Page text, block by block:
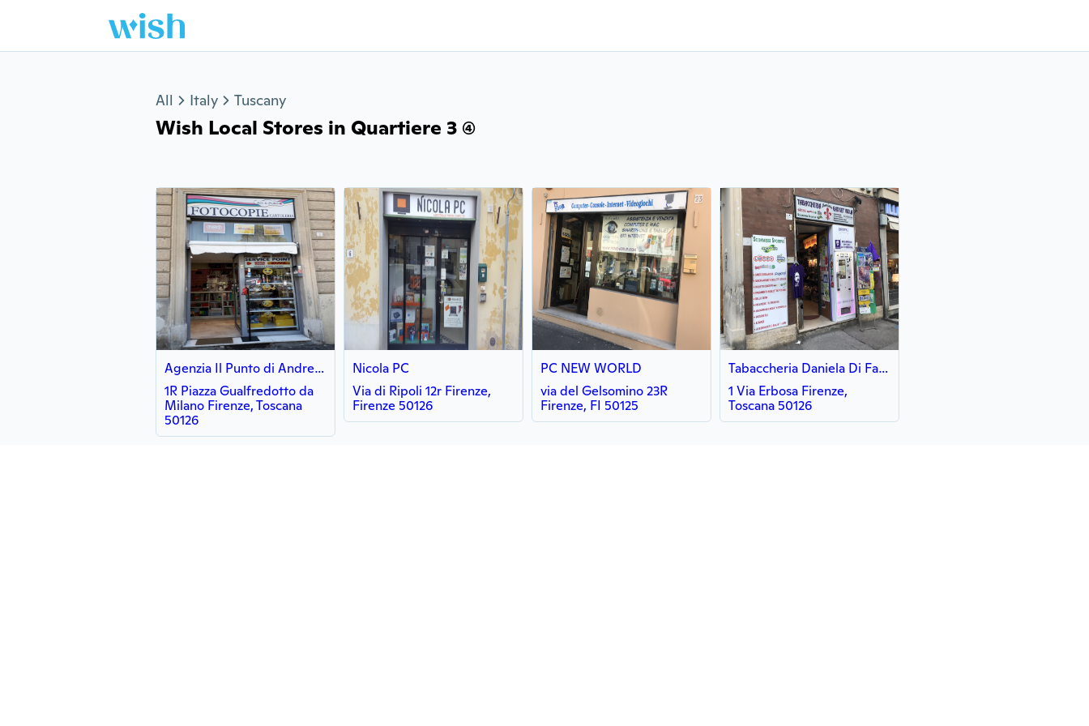
All Italy Tuscany
Wish Local Stores in Quartiere 3 (4)
Agenzia Il Punto di Andreini Barbara
1R Piazza Gualfredotto da
Milano Firenze, Toscana
50126
Nicola PC
Via di Ripoli 12r Firenze,
Firenze 50126
PC NEW WORLD
via del Gelsomino 23R
Firenze, FI 50125
Tabaccheria Daniela Di Falorni Barbara
1 Via Erbosa Firenze,
Toscana 50126